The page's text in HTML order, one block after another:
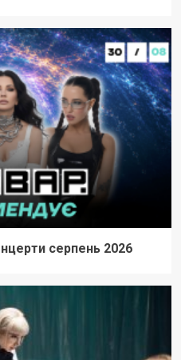
серпень 2026